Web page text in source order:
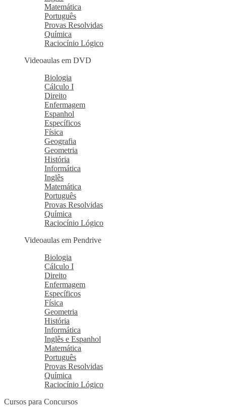
Matemática
Português
Provas Resolvidas
Química
Raciocínio Lógico
Videoaulas em DVD
Biologia
Cálculo I
Direito
Enfermagem
Espanhol
Específicos
Física
Geografia
Geometria
História
Informática
Inglês
Matemática
Português
Provas Resolvidas
Química
Raciocínio Lógico
Videoaulas em Pendrive
Biologia
Cálculo I
Direito
Enfermagem
Específicos
Física
Geometria
História
Informática
Inglês e Espanhol
Matemática
Português
Provas Resolvidas
Química
Raciocínio Lógico
Cursos para Concursos